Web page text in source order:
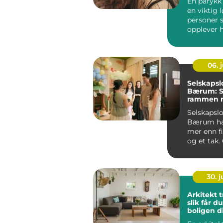
en viktig
personer
opplever
06.
Bærum:
rammen
Bærum
mer enn
og et tak.
ra...
30.
Arkitekt
slik får
boligen